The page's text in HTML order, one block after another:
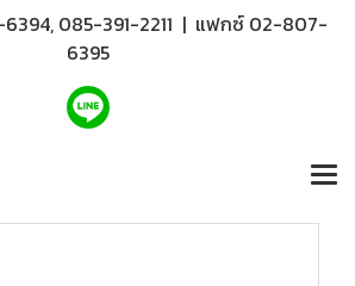
085-391-2211 | แฟกซ์ 02-807-
6395